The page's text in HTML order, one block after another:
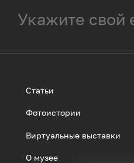
Статьи
Фотоистории
Виртуальные выставки
О музее